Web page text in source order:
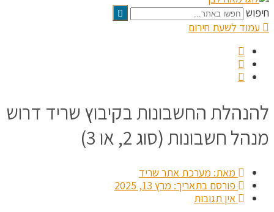
חיפוש
עמוד לשעת חירום
להנהלת החשבונות בקיבוץ שריד דרוש
מנהל חשבונות (סוג 2, או 3)
מאת: מערכת אתר שריד
פורסם בתאריך: מרץ 13, 2025
אין תגובות